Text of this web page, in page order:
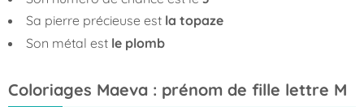
Sa pierre précieuse est la topaze
Son métal est le plomb
Coloriages Maeva : prénom de fille lettre M